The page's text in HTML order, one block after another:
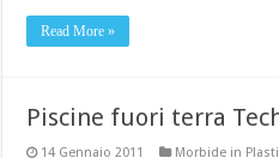
Read More »
Piscine fuori terra
14 Gennaio 2011 Morbide in